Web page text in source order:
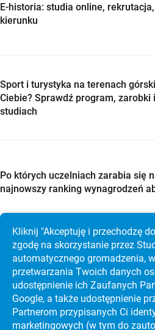
E-historia: studia online,
kierunku
Sport i turystyka na terenach
Ciebie? Sprawdź program,
studiach
Po których uczelniach zarabia się
najnowszy ranking wynagrodzeń
Studia w Holandii po maturze?
University, koszty i rekrutację krok
Kliknij "Akceptuję i przechodzę
zgodę na skorzystanie przez
automatycznego gromadzenia,
przetwarzania Twoich danych
udostępnienie ich Zaufanych
Google, a także udostępnienie
Partnerom przypisanych Ci
marketingowych (w tym do